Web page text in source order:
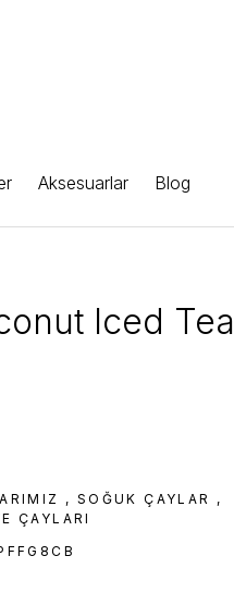
Aksesuarlar Blog
Iced Tea
, SOĞUK ÇAYLAR
,
ÇAYLARI